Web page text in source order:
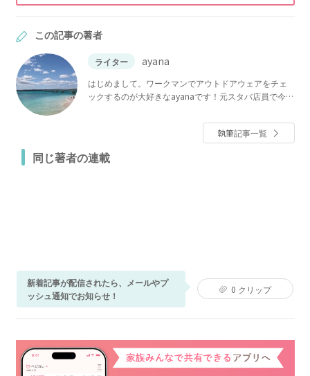
この記事の著者
ライター ayana
はじめまして。ワークマンでアウトドアウェアをチェ
ックするのが大好きなayanaです！元スタバ店員で今で
ています。インスタチェックが趣味で、100均や収納の
情報は欠かさずチェックしているので、くらしに役立
は、「これは絶対紹介したい！」「実践したい！」と
執筆記事一覧
同じ著者の連載
新着記事が配信されたら、メールやプ
ッシュ通知でお知らせ！
0 クリップ